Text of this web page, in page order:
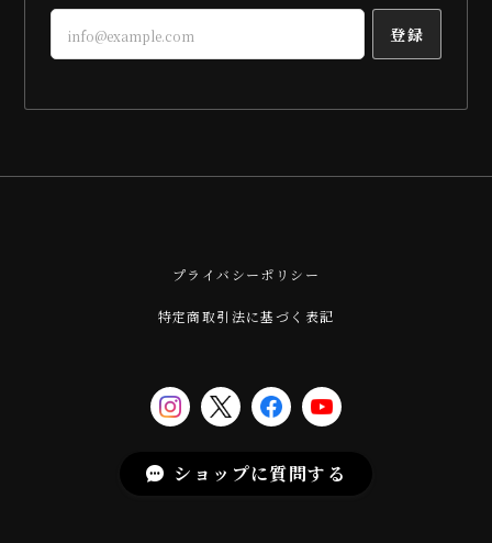
登録
プライバシーポリシー
特定商取引法に基づく表記
ショップに質問する